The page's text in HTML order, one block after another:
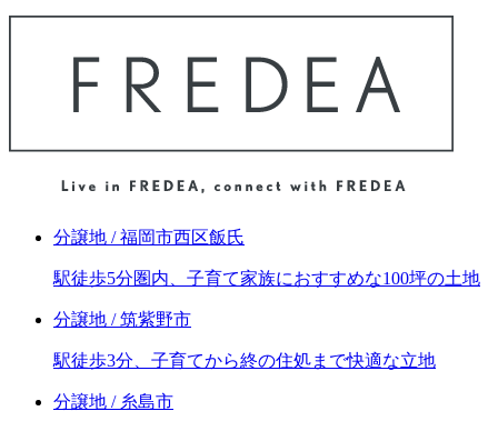
分譲地 / 福岡市西区飯氏
駅徒歩5分圏内、子育て家族におすすめな100坪の土地
分譲地 / 筑紫野市
駅徒歩3分、子育てから終の住処まで快適な立地
分譲地 / 糸島市